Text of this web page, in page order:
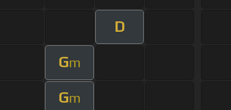
D
Gm
Gm